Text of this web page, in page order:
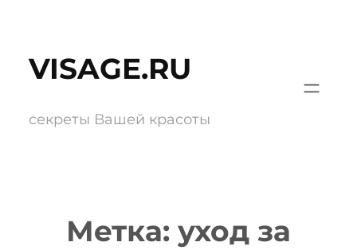
содержимому
VISAGE.RU
секреты Вашей красоты
Метка: уход за